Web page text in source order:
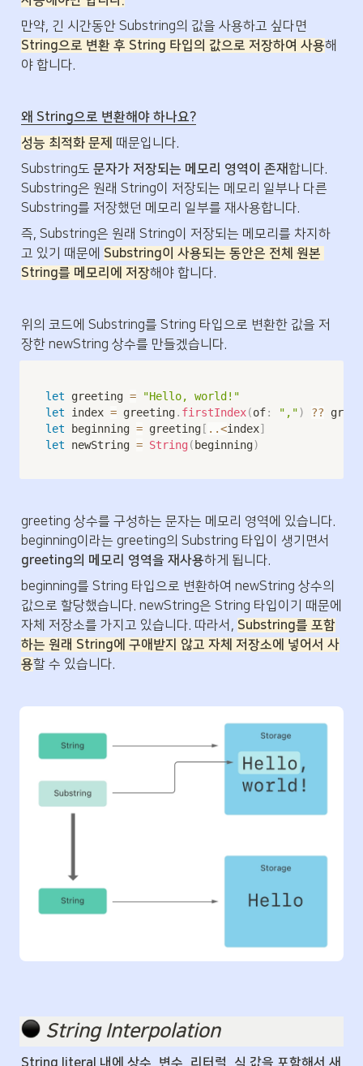
String으로 변환 후 String 타입의 값으로 저장하여 사용해
야 합니다.
왜 String으로 변환해야 하나요?
성능 최적화 문제
때문입니다.
Substring도 문자가 저장되는 메모리 영역이 존재합니다.
Substring은 원래 String이 저장되는 메모리 일부나 다른
Substring를 저장했던 메모리 일부를 재사용합니다.
즉, Substring은 원래 String이 저장되는 메모리를 차지하
고 있기 때문에 Substring이 사용되는 동안은 전체 원본
String를 메모리에 저장해야 합니다.
위의 코드에 Substring를 String 타입으로 변환한 값을 저
장한 newString 상수를 만들겠습니다.
let greeting =
"Hello, world!"
let index = greeting. firstIndex(of: ",") ??
let beginning = greeting [ ..<index]
let newString = String ( beginning)
greeting 상수를 구성하는 문자는 메모리 영역에 있습니다.
greeting의 메모리 영역을 재사용하게 됩니다.
beginning를 String 타입으로 변환하여 newString 상수의
값으로 할당했습니다. newString은 String 타입이기 때문에
자체 저장소를 가지고 있습니다. 따라서, Substring를 포함
하는 원래 String에 구애받지 않고 자체 저장소에 넣어서 사
용할 수 있습니다.
String Interpolation
String literal 내에 상수, 변수, 리터럴, 식 값을 포함해서 새